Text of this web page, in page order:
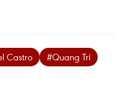
Castro
#Quang Tri